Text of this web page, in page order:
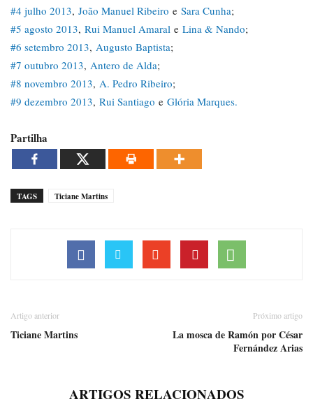
#4 julho 2013, João Manuel Ribeiro e Sara Cunha;
#5 agosto 2013, Rui Manuel Amaral e Lina & Nando;
#6 setembro 2013, Augusto Baptista;
#7 outubro 2013, Antero de Alda;
#8 novembro 2013, A. Pedro Ribeiro;
#9 dezembro 2013, Rui Santiago e Glória Marques.
Partilha
TAGS Ticiane Martins
Artigo anterior
Ticiane Martins
Próximo artigo
La mosca de Ramón por César
Fernández Arias
ARTIGOS RELACIONADOS